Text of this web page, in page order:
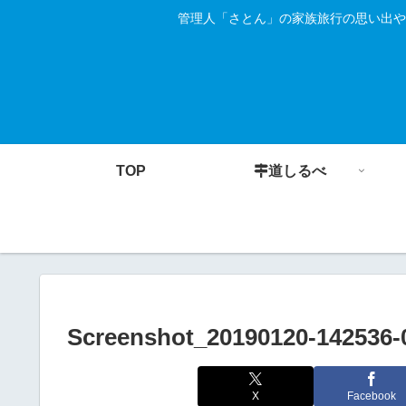
管理人「さとん」の家族旅行の思い出
TOP 道しるべ
Screenshot_20190120-142536-
X Facebook